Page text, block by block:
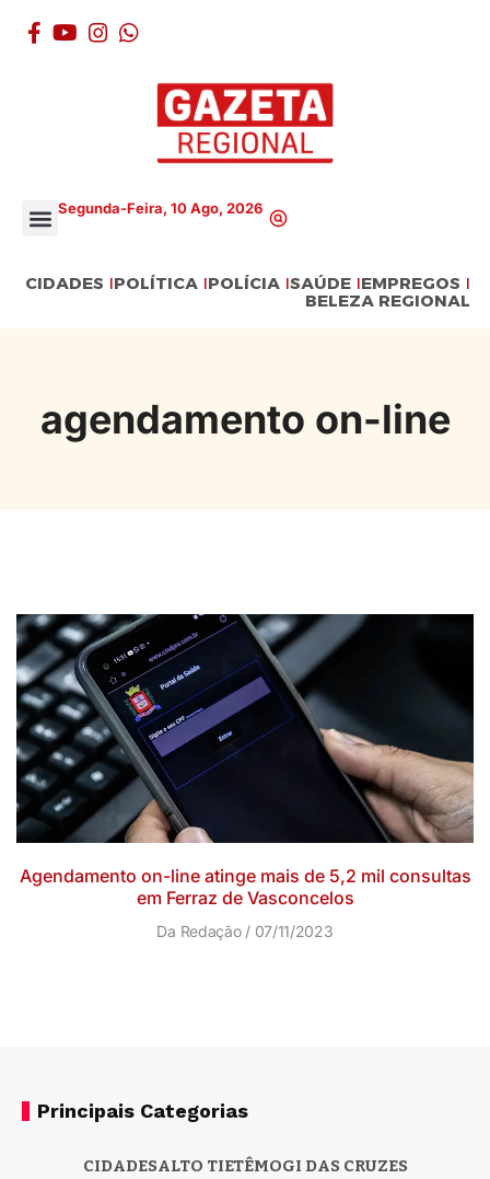
Segunda-Feira, 10 Ago, 2026
CIDADES POLÍTICA POLÍCIA SAÚDE EMPREGOS
BELEZA REGIONAL
agendamento on-line
Agendamento on-line atinge mais de 5,2 mil consultas
em Ferraz de Vasconcelos
Da Redação 07/11/2023
Principais Categorias
CIDADESALTO TIETÊMOGI DAS CRUZES